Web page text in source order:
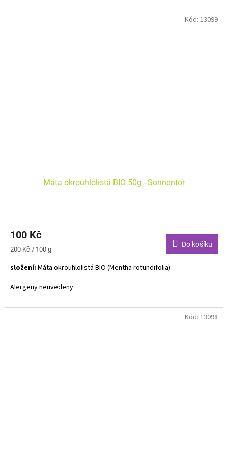
Už i malý doušek lipového čaje krásně prohřeje vaše nitro. Tento
chutný, nasládlý a květový nápoj skvěle doplňuje především jemné
Máta okrouhlolistá BIO 50g - Sonnentor
100 Kč
Měrná
200 Kč / 100 g
Do košíku
složení: Máta okrouhlolistá BIO (Mentha rotundifolia)
Alergeny neuvedeny.
Máta okrouhlolistá má výrazně jemnější chuť než máta peprná a to
díky nižšímu obsahu mentolu. Lehce ovocný nádech tohoto čaje váš
Kód: 13099
Kód: 13098